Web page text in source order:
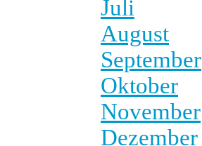
Juli
August
September
Oktober
November
Dezember